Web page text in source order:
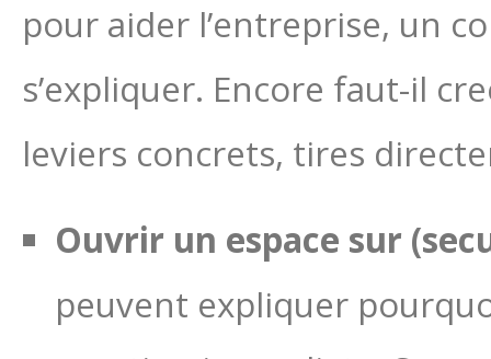
pour aider l’entreprise, un
s’expliquer. Encore faut-il
leviers concrets, tires
Ouvrir un espace sur
peuvent expliquer